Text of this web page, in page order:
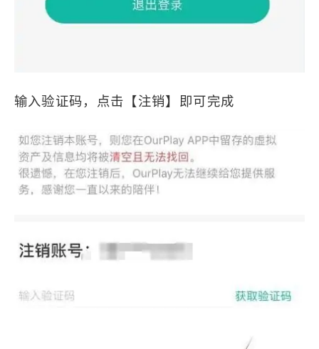
输入验证码，点击【注销】即可完成